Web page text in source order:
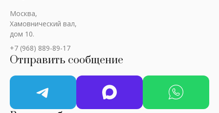
Москва,
Хамовнический вал,
дом 10.
+7 (968) 889-89-17
Отправить сообщение